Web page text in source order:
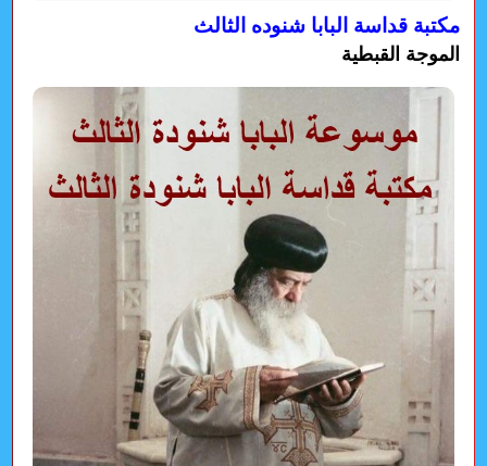
مكتبة قداسة البابا شنوده الثالث
الموجة القبطية